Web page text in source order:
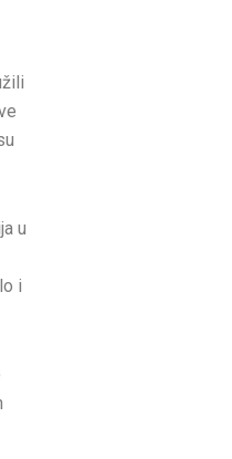
u
i